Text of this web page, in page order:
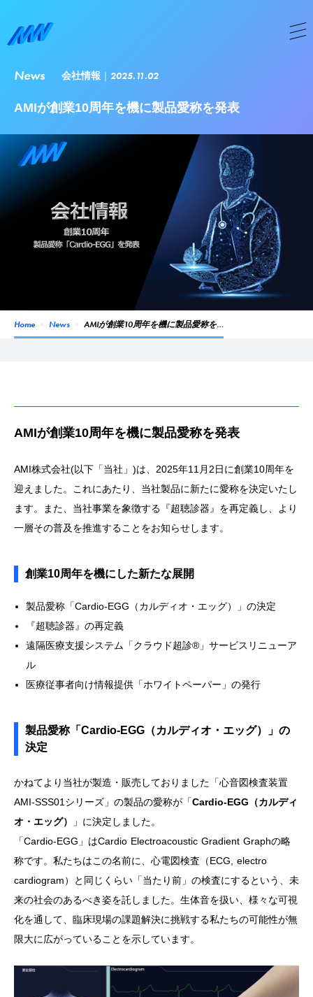
News 会社情報 2025.11.02
AMIが創業10周年を機に製品愛称を発表
Home News AMIが創業10周年を機に製品愛称を…
AMIが創業10周年を機に製品愛称を発表
AMI株式会社(以下「当社」)は、2025年11月2日に創業10周年を
迎えました。これにあたり、当社製品に新たに愛称を決定いたし
ます。また、当社事業を象徴する『超聴診器』を再定義し、より
一層その普及を推進することをお知らせします。
創業10周年を機にした新たな展開
製品愛称「Cardio-EGG（カルディオ・エッグ）」の決定
『超聴診器』の再定義
遠隔医療支援システム「クラウド超診®」サービスリニューア
ル
医療従事者向け情報提供「ホワイトペーパー」の発行
製品愛称「Cardio-EGG（カルディオ・エッグ）」の
決定
かねてより当社が製造・販売しておりました「心音図検査装置
AMI-SSS01シリーズ」の製品の愛称が「Cardio-EGG（カルディ
オ・エッグ）
」に決定しました。
「Cardio-EGG」はCardio Electroacoustic Gradient Graphの略
称です。私たちはこの名前に、心電図検査（ECG, electro
cardiogram）と同じくらい「当たり前」の検査にするという、未
来の社会のあるべき姿を託しました。生体音を扱い、様々な可視
化を通して、臨床現場の課題解決に挑戦する私たちの可能性が無
限大に広がっていることを示しています。